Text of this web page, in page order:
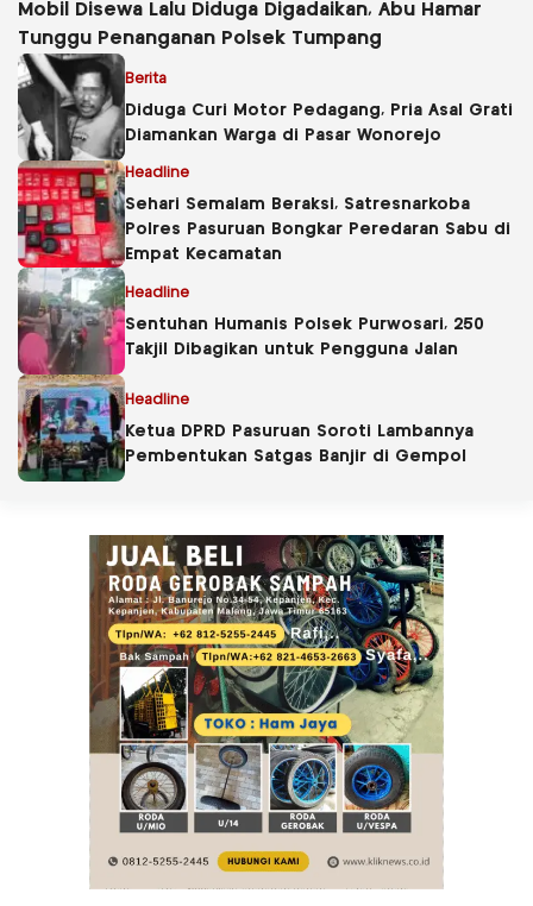
Mobil Disewa Lalu Diduga Digadaikan, Abu Hamar
Tunggu Penanganan Polsek Tumpang
Berita
Diduga Curi Motor Pedagang, Pria Asal Grati
Diamankan Warga di Pasar Wonorejo
Headline
Sehari Semalam Beraksi, Satresnarkoba
Polres Pasuruan Bongkar Peredaran Sabu di
Empat Kecamatan
Headline
Sentuhan Humanis Polsek Purwosari, 250
Takjil Dibagikan untuk Pengguna Jalan
Headline
Ketua DPRD Pasuruan Soroti Lambannya
Pembentukan Satgas Banjir di Gempol